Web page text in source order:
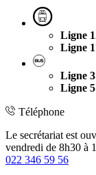
Ligne
Ligne
Ligne
Ligne
Téléphone
Le secrétariat est
vendredi de 8h30 à
022 346 59 56